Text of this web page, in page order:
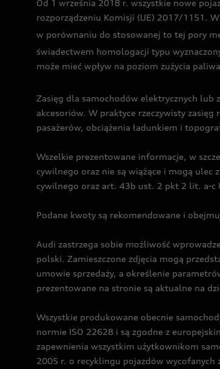
Od 1 września 2018 r. wszystkie nowe
rozporządzeniu Komisji (UE) 2017/1151.
w porównaniu do stosowanej to tej pory
świadectwem homologacji typu
może mieć wpływ na poziom zużycia
Zasięg dla samochodów elektrycznych lub
akcesoriów. W praktyce rzeczywisty
pasażerów, obciążenia ładunkiem i
Wszelkie prezentowane informacje, w
cywilnego oraz nie są wiążące i mogą
cywilnego oraz art. 43b ust. 2 pkt 2 lit. a-c
Podane kwoty są rekomendowane i
Audi zastrzega sobie możliwość
polski. Zamieszczone zdjęcia mogą
umowie sprzedaży, a określenie
prezentowane na stronie są aktualne na
Wszystkie produkowane obecnie
normie ISO 22628 i są zgodne z
zapewnienia wszystkim użytkownikom
2005 r. o recyklingu pojazdów